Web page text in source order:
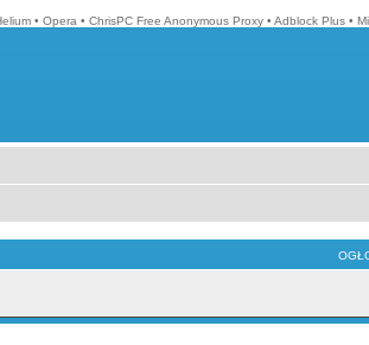
• Opera • ChrisPC Free Anonymous Proxy • Adblock Plus •